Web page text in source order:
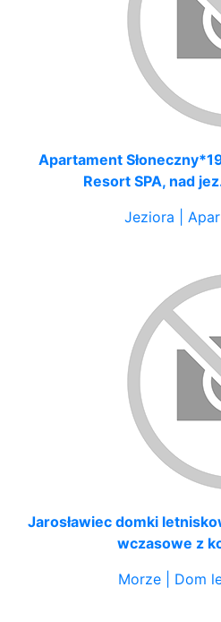
Apartament
Resort SPA, nad
Jeziora |
Jarosławiec domki
wczasowe z
Morze | Dom